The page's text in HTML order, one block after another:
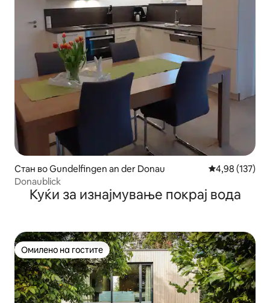
Стан во Gundelfingen an der Donau Просечна
4,98 (137)
Donaublick
Куќи за изнајмување покрај вода
Омилено на гостите
Омилено на гостите